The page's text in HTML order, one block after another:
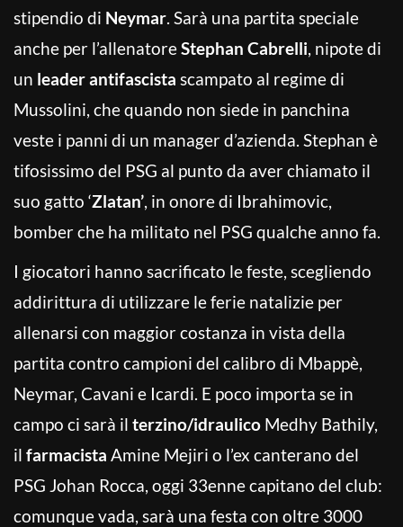
stipendio di Neymar. Sarà una partita speciale
anche per l’allenatoreStephan Cabrelli, nipote di
un leader antifascista scampato al regime di
Mussolini, che quando non siede in panchina
veste i panni di un manager d’azienda. Stephan è
tifosissimo del PSG al punto da aver chiamato il
suo gatto ‘Zlatan’, in onore di Ibrahimovic,
bomber che ha militato nel PSG qualche anno fa.
I giocatori hanno sacrificato le feste, scegliendo
addirittura di utilizzare le ferie natalizie per
allenarsi con maggior costanza in vista della
partita contro campioni del calibro di Mbappè,
Neymar, Cavani e Icardi. E poco importa se in
campo ci sarà il terzino/idraulico Medhy Bathily,
il farmacista Amine Mejiri o l’ex canterano del
PSG Johan Rocca, oggi 33enne capitano del club:
comunque vada, sarà una festa con oltre 3000